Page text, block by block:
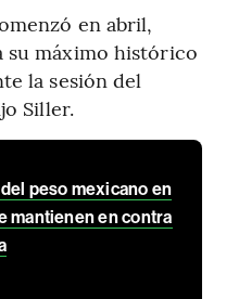
en abril,
su máximo histórico
la sesión del
Siller.
peso mexicano en
mantienen en contra